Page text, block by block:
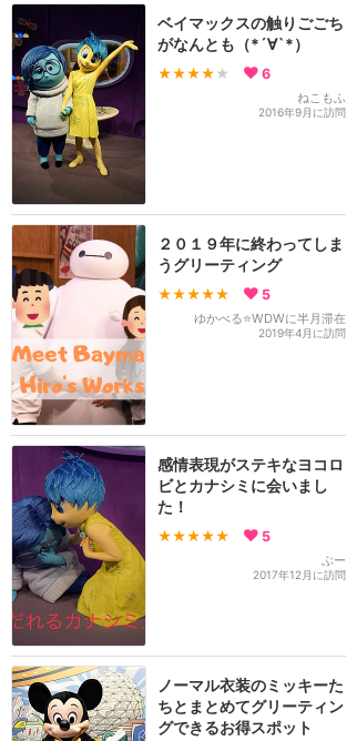
ベイマックスの触りごごち
がなんとも（*´∀`*）
★★★★ ★ 6
ねこもふ
2016年9月に訪問
２０１９年に終わってしま
うグリーティング
★★★★★ 5
ゆかべる⭐WDWに半月滞在
2019年4月に訪問
感情表現がステキなヨコロ
ビとカナシミに会いまし
た！
★★★★★ 5
ぶー
2017年12月に訪問
ノーマル衣装のミッキーた
ちとまとめてグリーティン
グできるお得スポット